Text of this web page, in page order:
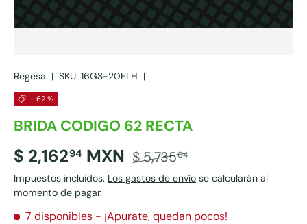
Regesa | SKU: 16GS-20FLH |
- 62 %
BRIDA CODIGO 62 RECTA
$ 2,16294 MXN $ 5,73504
Impuestos incluidos. Los gastos de envío se calcularán al
momento de pagar.
7 disponibles - ¡Apurate, quedan pocos!